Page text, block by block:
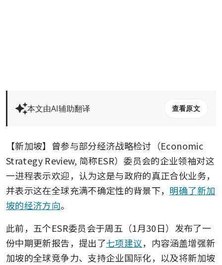
本文由AI辅助翻译 查看原文
【新加坡】曾参与部分经济战略检讨（Economic
Strategy Review, 简称ESR）委员会的企业领袖对这
一进程表示欢迎，认为这是与政府的真正合伙业务，
并表示这在全球充满不确定性的背景下， 明确了新加
坡的经济方向。
此前，五个ESR委员会于周五（1月30日）发布了一
份中期更新报告，提出了七项建议，内容涵盖增强新
加坡的全球竞争力、支持企业国际化，以及将新加坡